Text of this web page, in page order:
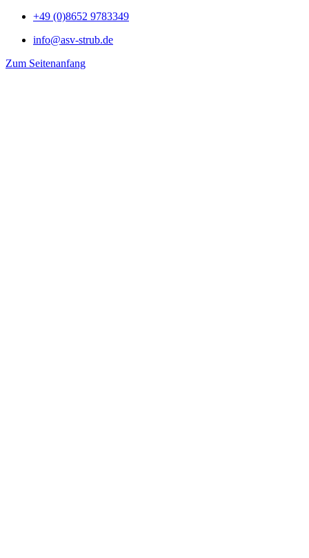
+49 (0)8652 9783349
info@asv-strub.de
Zum Seitenanfang